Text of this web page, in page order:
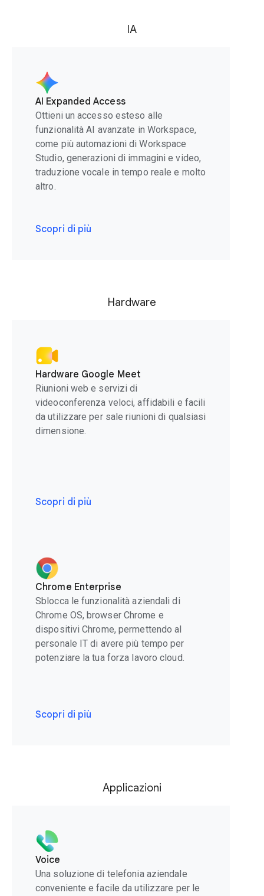
IA
AI Expanded Access
Ottieni un accesso esteso alle
funzionalità AI avanzate in Workspace,
come più automazioni di Workspace
Studio, generazioni di immagini e video,
traduzione vocale in tempo reale e molto
altro.
Scopri di più
Hardware
Hardware Google Meet
Riunioni web e servizi di
videoconferenza veloci, affidabili e facili
da utilizzare per sale riunioni di qualsiasi
dimensione.
Scopri di più
Chrome Enterprise
Sblocca le funzionalità aziendali di
Chrome OS, browser Chrome e
dispositivi Chrome, permettendo al
personale IT di avere più tempo per
potenziare la tua forza lavoro cloud.
Scopri di più
Applicazioni
Voice
Una soluzione di telefonia aziendale
conveniente e facile da utilizzare per le